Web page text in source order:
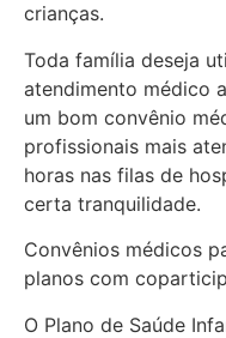
crianças.
Toda família deseja
atendimento médico
um bom convênio
profissionais mais
horas nas filas de
certa tranquilidade.
Convênios médicos
planos com
O Plano de Saúde